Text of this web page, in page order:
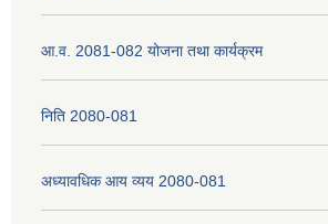
आ.व. 2081-082 योजना तथा कार्यक्रम
निति 2080-081
अध्यावधिक आय व्यय 2080-081